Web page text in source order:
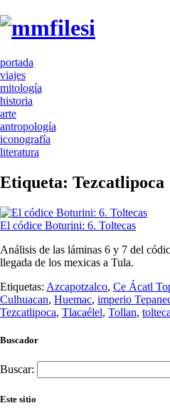
portada
viajes
mitología
historia
arte
antropología
iconografía
literatura
Etiqueta: Tezcatlipoca
El códice Boturini: 6. Toltecas
Análisis de las láminas 6 y 7 del
llegada de los mexicas a Tula.
Etiquetas: Azcapotzalco, Ce Ácatl
Culhuacan, Huemac, imperio
Tezcatlipoca, Tlacaélel, Tollan,
Buscador
Buscar:
Este sitio